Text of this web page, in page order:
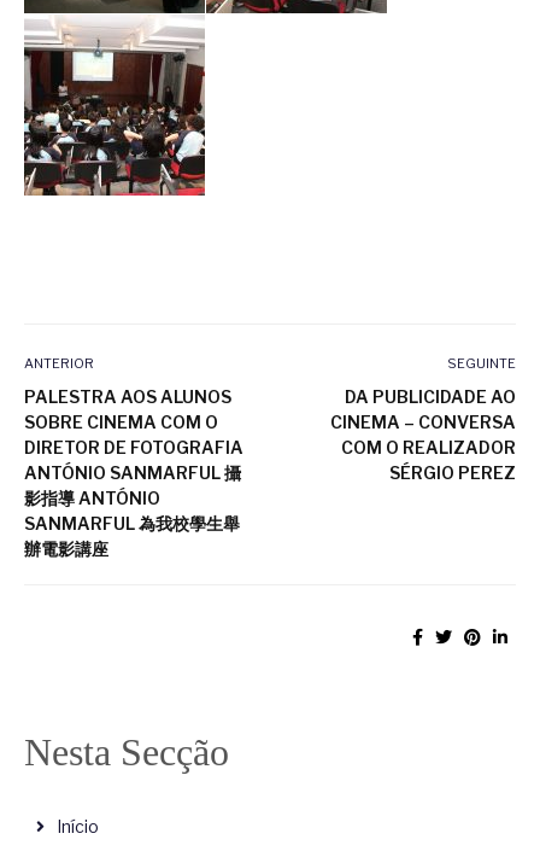
ANTERIOR
PALESTRA AOS ALUNOS
SOBRE CINEMA COM O
DIRETOR DE FOTOGRAFIA
ANTÓNIO SANMARFUL 攝
影指導 ANTÓNIO
SANMARFUL 為我校學生舉
辦電影講座
SEGUINTE
DA PUBLICIDADE AO
CINEMA – CONVERSA
COM O REALIZADOR
SÉRGIO PEREZ
Nesta Secção
Início